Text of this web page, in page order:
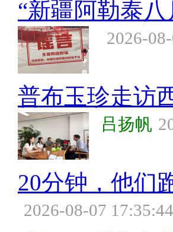
“新疆阿勒泰八
2026-
普布玉珍走访
吕扬帆
20分钟，他们
2026-08-07 17:35:44